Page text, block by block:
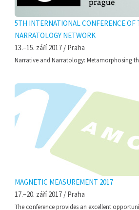
5TH INTERNATIONAL CONFERENCE OF
NARRATOLOGY NETWORK
13.–15. září 2017 / Praha
Narrative and Narratology: Metamorphosing
MAGNETIC MEASUREMENT 2017
17.–20. září 2017 / Praha
The conference provides an excellent